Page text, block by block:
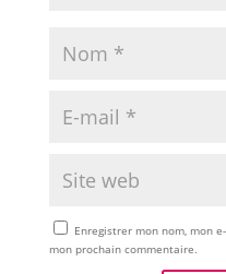
Enregistrer mon nom, mon
mon prochain commentaire.